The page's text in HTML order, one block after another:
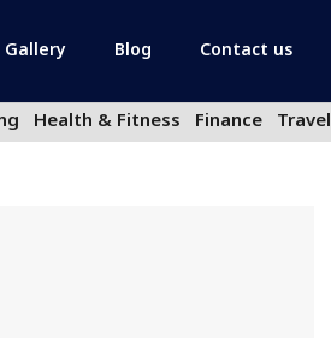
Gallery Blog Contact us
Health & Fitness Finance Travel